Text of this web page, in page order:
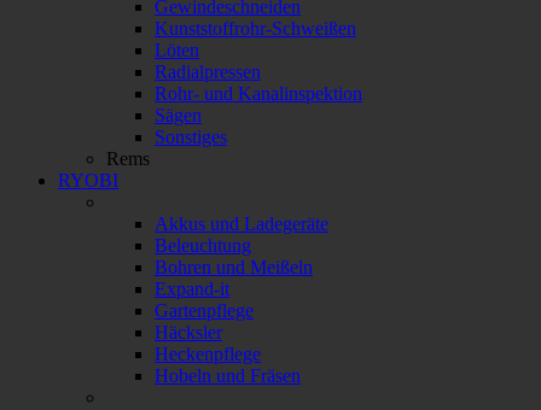
Gewindeschneiden
Kunststoffrohr-Schweißen
Löten
Radialpressen
Rohr- und Kanalinspektion
Sägen
Sonstiges
Rems
RYOBI
Akkus und Ladegeräte
Beleuchtung
Bohren und Meißeln
Expand-it
Gartenpflege
Häcksler
Heckenpflege
Hobeln und Fräsen